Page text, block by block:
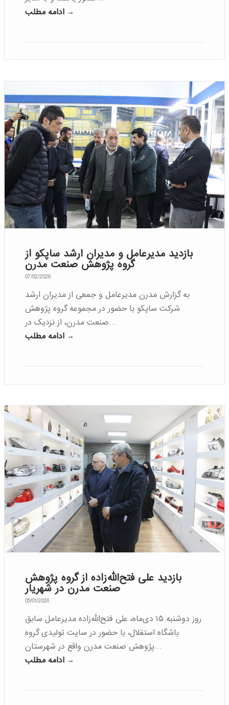
ادامه مطلب →
بازدید مدیرعامل و مدیران ارشد ساپکو از
گروه پژوهش صنعت مدرن
07/02/2026
به گزارش مدرن مدیرعامل و جمعی از مدیران ارشد
شرکت ساپکو با حضور در مجموعه گروه پژوهش
صنعت مدرن، از نزدیک در…
ادامه مطلب →
بازدید علی فتح‌الله‌زاده از گروه پژوهش
صنعت مدرن در شهریار
05/01/2026
روز دوشنبه ۱۵ دی‌ماه، علی فتح‌الله‌زاده مدیرعامل سابق
باشگاه استقلال، با حضور در سایت تولیدی گروه
پژوهش صنعت مدرن واقع در شهرستان…
ادامه مطلب →